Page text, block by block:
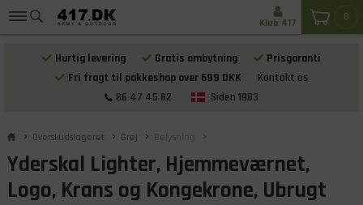
Hurtig levering Gratis ombytning
Prisgaranti
Fri fragt til pakkeshop over 699 DKK
Kontakt os
86 47 45 82
Siden 1983
0
Klub 417
Overskudslageret Grej Belysning
Yderskal Lighter, Hjemmeværnet,
Logo, Krans og Kongekrone, Ubrugt